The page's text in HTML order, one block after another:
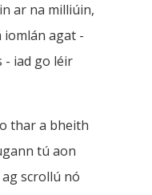
ar na milliúin,
agat -
- iad go léir
thar a bheith
tú aon
scrollú nó